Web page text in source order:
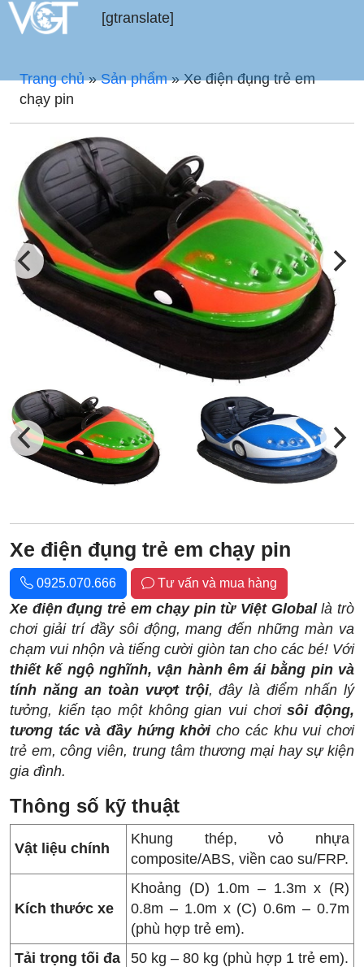
[gtranslate]
Trang chủ»Sản phẩm»Xe điện đụng trẻ em
chạy pin
Xe điện đụng trẻ em chạy pin
0925.070.666 Tư vấn và mua hàng
Xe điện đụng trẻ em chạy pin từ Việt Globallà trò
chơi giải trí đầy sôi động, mang đến những màn va
chạm vui nhộn và tiếng cười giòn tan cho các bé! Với
thiết kế ngộ nghĩnh, vận hành êm ái bằng pin và
tính năng an toàn vượt trội, đây là điểm nhấn lý
tưởng, kiến tạo một không gian vui chơisôi động,
tương tác và đầy hứng khởicho các khu vui chơi
trẻ em, công viên, trung tâm thương mại hay sự kiện
gia đình.
Thông số kỹ thuật
Vật liệu chính
Khung thép, vỏ nhựa
composite/ABS, viền cao su/FRP.
Kích thước xe
Khoảng (D) 1.0m – 1.3m x (R)
0.8m – 1.0m x (C) 0.6m – 0.7m
(phù hợp trẻ em).
Tải trọng tối đa
50 kg – 80 kg (phù hợp 1 trẻ em).